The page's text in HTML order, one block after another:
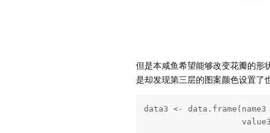
但是本咸鱼希望能够改变花瓣的形
是却发现第三层的图案颜色设置了
data3 <-